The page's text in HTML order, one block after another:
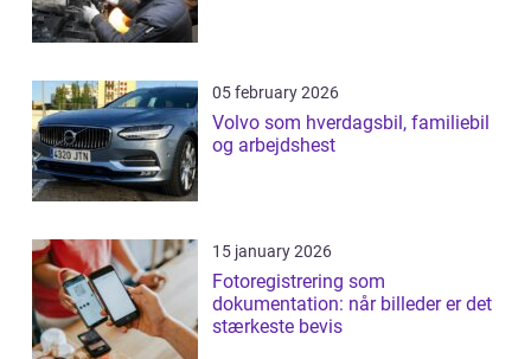
05 february 2026
Volvo som hverdagsbil, familiebil
og arbejdshest
15 january 2026
Fotoregistrering som
dokumentation: når billeder er det
stærkeste bevis